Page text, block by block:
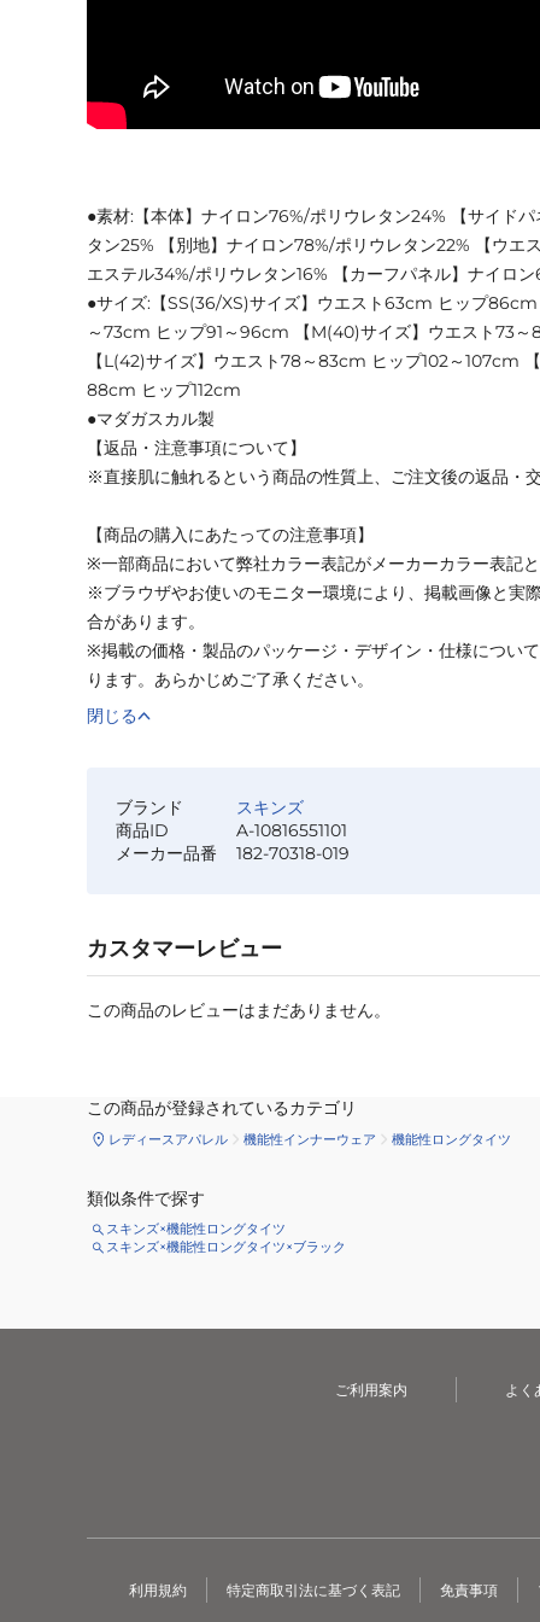
●素材:【本体】ナイロン76%/ポリウレタン24% 【サイド
タン25% 【別地】ナイロン78%/ポリウレタン22% 【ウエ
エステル34%/ポリウレタン16% 【カーフパネル】ナイロ
●サイズ:【SS(36/XS)サイズ】ウエスト63cm ヒップ
～73cm ヒップ91～96cm 【M(40)サイズ】ウエスト73
【L(42)サイズ】ウエスト78～83cm ヒップ102～107cm
88cm ヒップ112cm
●マダガスカル製
【返品・注意事項について】
※直接肌に触れるという商品の性質上、ご注文後の返品・
【商品の購入にあたっての注意事項】
※一部商品において弊社カラー表記がメーカーカラー表記
※ブラウザやお使いのモニター環境により、掲載画像と実
合があります。
※掲載の価格・製品のパッケージ・デザイン・仕様につい
ります。あらかじめご了承ください。
閉じる
ブランド
スキンズ
商品ID
A-10816551101
メーカー品番
182-70318-019
カスタマーレビュー
この商品のレビューはまだありません。
この商品が登録されているカテゴリ
レディースアパレル 機能性インナーウェア 機能性ロングタイツ
類似条件で探す
スキンズ×機能性ロングタイツ
スキンズ×機能性ロングタイツ×ブラック
ご利用案内 よく
利用規約 特定商取引法に基づく表記 免責事項